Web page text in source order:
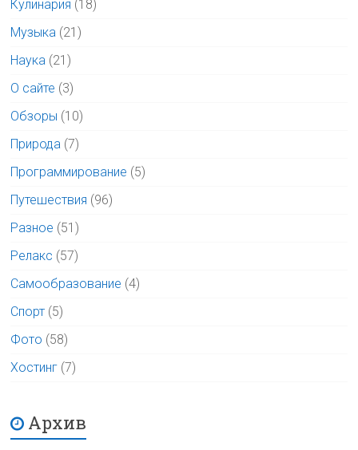
Кулинария (18)
Музыка (21)
Наука (21)
О сайте (3)
Обзоры (10)
Природа (7)
Программирование (5)
Путешествия (96)
Разное (51)
Релакс (57)
Самообразование (4)
Спорт (5)
Фото (58)
Хостинг (7)
Архив